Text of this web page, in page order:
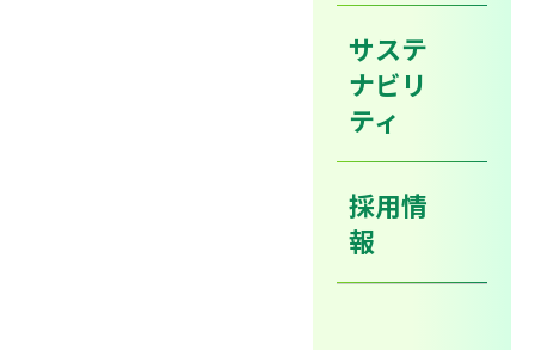
サステ
ナビリ
ティ
採用情
報
リクナビ2015
新着情報の一覧ページへ戻る